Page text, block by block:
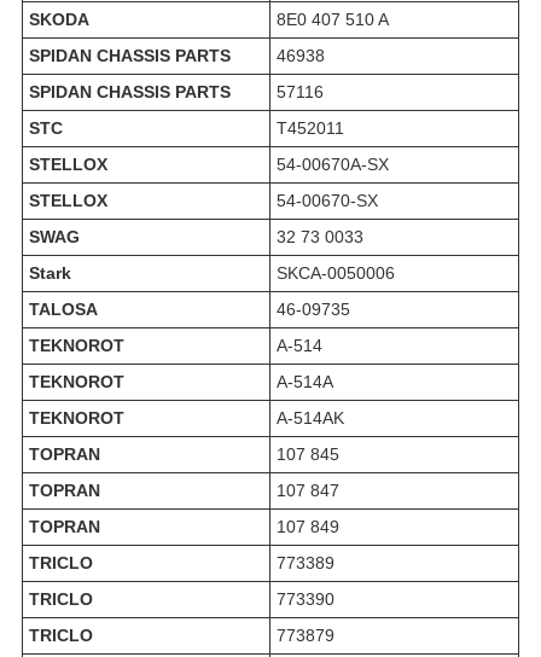
SKODA
8E0 407 510 A
SPIDAN CHASSIS PARTS
46938
SPIDAN CHASSIS PARTS
57116
STC
T452011
STELLOX
54-00670A-SX
STELLOX
54-00670-SX
SWAG
32 73 0033
Stark
SKCA-0050006
TALOSA
46-09735
TEKNOROT
A-514
TEKNOROT
A-514A
TEKNOROT
A-514AK
TOPRAN
107 845
TOPRAN
107 847
TOPRAN
107 849
TRICLO
773389
TRICLO
773390
TRICLO
773879